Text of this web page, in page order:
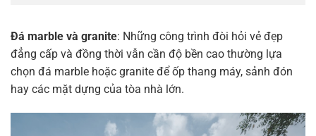
Đá marble và granite: Những công trình đòi hỏi vẻ đẹp
đẳng cấp và đồng thời vẫn cần độ bền cao thường lựa
chọn đá marble hoặc granite để ốp thang máy, sảnh đón
hay các mặt dựng của tòa nhà lớn.